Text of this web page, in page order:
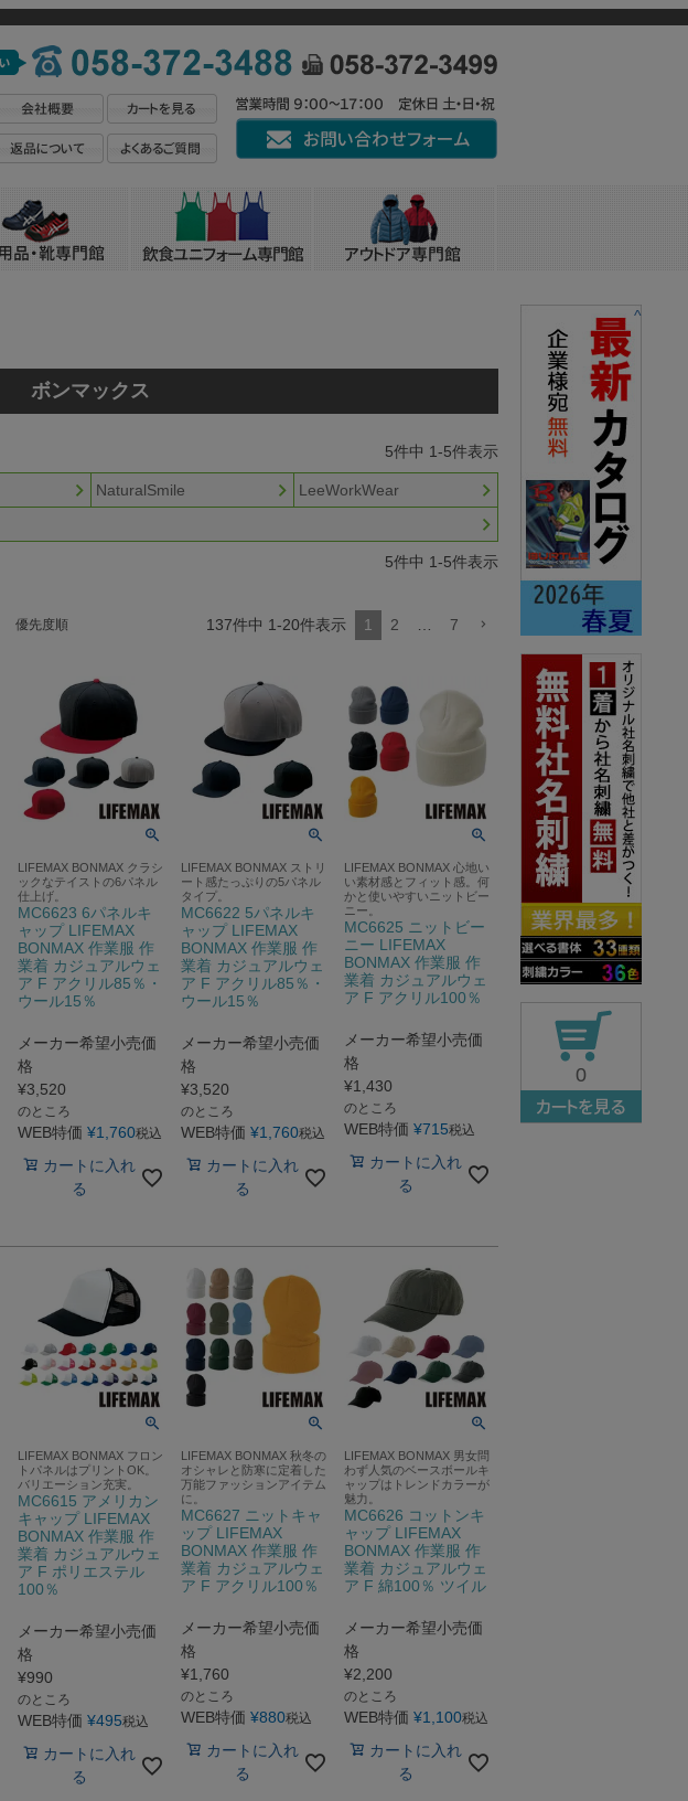
ボンマックス
5件中 1-5件表示
NaturalSmile
LeeWorkWear
5件中 1-5件表示
優先度順 137件中 1-20件表示 1 2 7
LIFEMAX BONMAX クラシ
ックなテイストの6パネル
仕上げ。
MC6623 6パネルキ
ャップ LIFEMAX
BONMAX 作業服 作
業着 カジュアルウェ
ア F アクリル85％・
ウール15％
メーカー希望小売価
格
¥3,520
のところ
WEB特価 ¥1,760税込
カートに入れ
る
LIFEMAX BONMAX ストリ
ート感たっぷりの5パネル
タイプ。
MC6622 5パネルキ
ャップ LIFEMAX
BONMAX 作業服 作
業着 カジュアルウェ
ア F アクリル85％・
ウール15％
メーカー希望小売価
格
¥3,520
のところ
WEB特価 ¥1,760税込
カートに入れ
る
LIFEMAX BONMAX 心地い
い素材感とフィット感。何
かと使いやすいニットビー
ニー。
MC6625 ニットビー
ニー LIFEMAX
BONMAX 作業服 作
業着 カジュアルウェ
ア F アクリル100％
メーカー希望小売価
格
¥1,430
のところ
WEB特価 ¥715税込
カートに入れ
る
LIFEMAX BONMAX フロン
トパネルはプリントOK。
バリエーション充実。
MC6615 アメリカン
キャップ LIFEMAX
BONMAX 作業服 作
業着 カジュアルウェ
ア F ポリエステル
100％
メーカー希望小売価
格
¥990
のところ
WEB特価 ¥495税込
カートに入れ
る
LIFEMAX BONMAX 秋冬の
オシャレと防寒に定着した
万能ファッションアイテム
に。
MC6627 ニットキャ
ップ LIFEMAX
BONMAX 作業服 作
業着 カジュアルウェ
ア F アクリル100％
メーカー希望小売価
格
¥1,760
のところ
WEB特価 ¥880税込
カートに入れ
る
LIFEMAX BONMAX 男女問
わず人気のベースボールキ
ャップはトレンドカラーが
魅力。
MC6626 コットンキ
ャップ LIFEMAX
BONMAX 作業服 作
業着 カジュアルウェ
ア F 綿100％ ツイル
メーカー希望小売価
格
¥2,200
のところ
WEB特価 ¥1,100税込
カートに入れ
る
0
^